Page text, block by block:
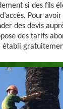
si des fils
Pour
des devis
des tarifs